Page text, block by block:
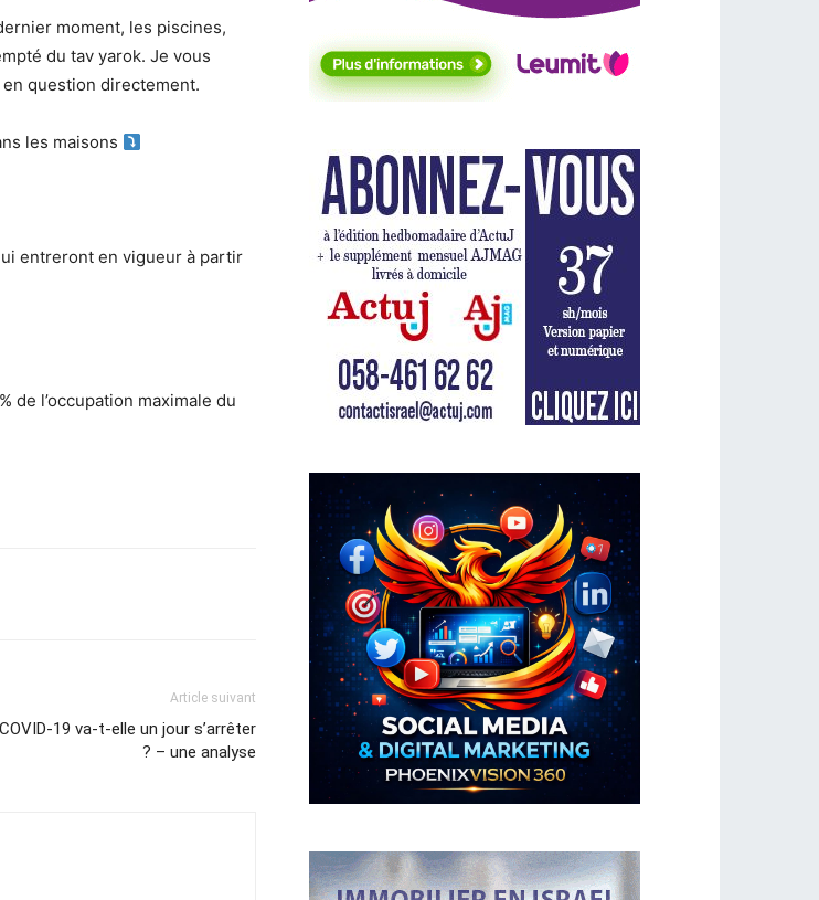
moment, les piscines,
du tav yarok. Je vous
question directement.
les maisons
entreront en vigueur à partir
de l’occupation maximale du
Article suivant
19 va-t-elle un jour s’arrêter
? – une analyse